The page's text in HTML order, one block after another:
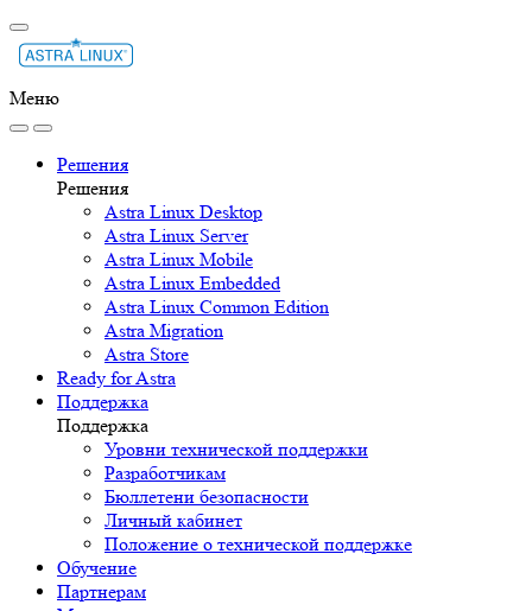
Меню
Решения
Решения
Astra Linux Desktop
Astra Linux Server
Astra Linux Mobile
Astra Linux Embedded
Astra Linux Common Edition
Astra Migration
Astra Store
Ready for Astra
Поддержка
Поддержка
Уровни технической поддержки
Разработчикам
Бюллетени безопасности
Личный кабинет
Положение о технической поддержке
Обучение
Партнерам